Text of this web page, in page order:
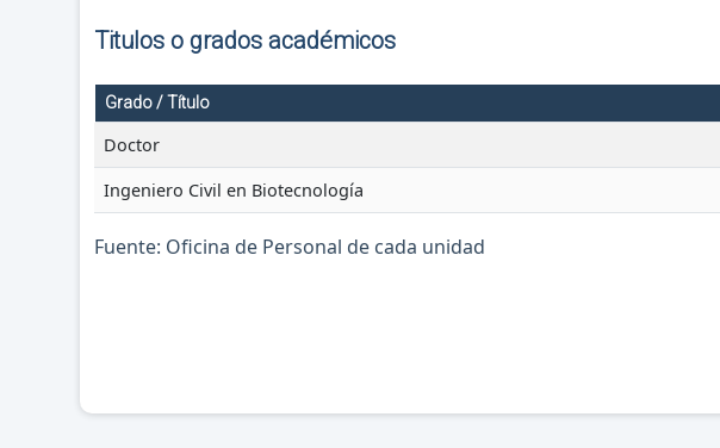
Titulos o grados académicos
Grado / Título
Doctor
Ingeniero Civil en Biotecnología
Fuente: Oficina de Personal de cada unidad